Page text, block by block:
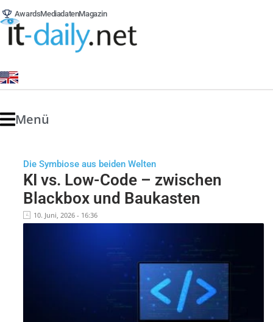
AwardsMediadatenMagazin
Menü
Die Symbiose aus beiden Welten
KI vs. Low-Code – zwischen
Blackbox und Baukasten
10. Juni, 2026 - 16:36